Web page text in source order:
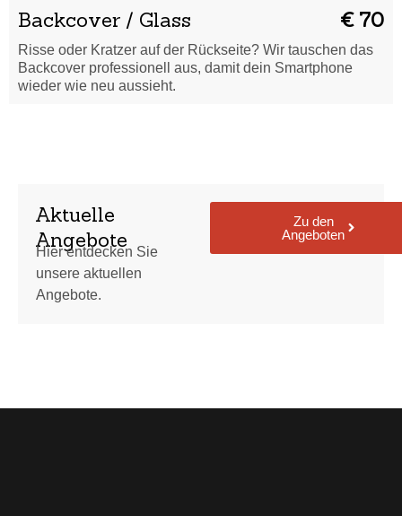
Backcover / Glass € 70
Risse oder Kratzer auf der Rückseite? Wir tauschen das
Backcover professionell aus, damit dein Smartphone
wieder wie neu aussieht.
Aktuelle
Angebote
Hier entdecken Sie
unsere aktuellen
Angebote.
Zu den
Angeboten